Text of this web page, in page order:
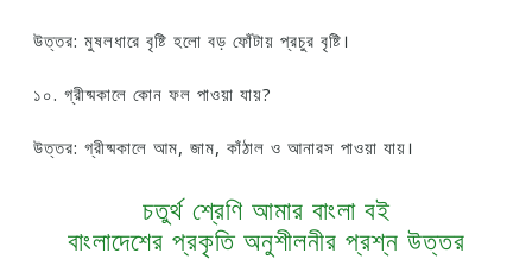
উত্তর: মুষলধারে বৃষ্টি হলো বড় ফোঁটায় প্রচুর বৃষ্টি।
১০. গ্রীষ্মকালে কোন ফল পাওয়া যায়?
উত্তর: গ্রীষ্মকালে আম, জাম, কাঁঠাল ও আনারস পাওয়া যায়।
চতুর্থ শ্রেণি আমার বাংলা বই
বাংলাদেশের প্রকৃতি অনুশীলনীর প্রশ্ন উত্তর